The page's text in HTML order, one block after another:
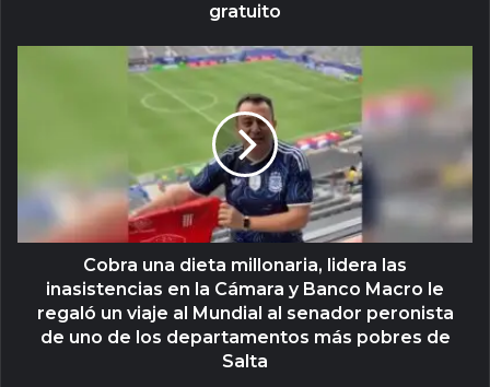
gratuito
Cobra una dieta millonaria, lidera las
inasistencias en la Cámara y Banco Macro le
regaló un viaje al Mundial al senador peronista
de uno de los departamentos más pobres de
Salta